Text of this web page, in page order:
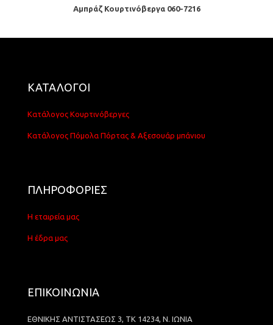
Αμπράζ Κουρτινόβεργα 060-7216
ΚΑΤΑΛΟΓΟΙ
Κατάλογος Κουρτινόβεργες
Κατάλογος Πόμολα Πόρτας & Αξεσουάρ μπάνιου
ΠΛΗΡΟΦΟΡΙΕΣ
Η εταιρεία μας
Η έδρα μας
ΕΠΙΚΟΙΝΩΝΙΑ
ΕΘΝΙΚΗΣ ΑΝΤΙΣΤΑΣΕΩΣ 3, ΤΚ 14234, Ν. ΙΩΝΙΑ